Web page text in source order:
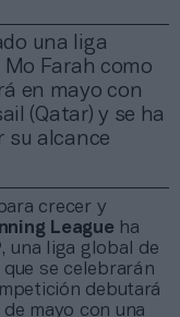
una liga
Farah como
en mayo con
(Qatar) y se ha
su alcance
crecer y
League ha
, una liga global de
se celebrarán
debutará
mayo con una